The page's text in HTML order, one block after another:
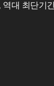
대 최단기